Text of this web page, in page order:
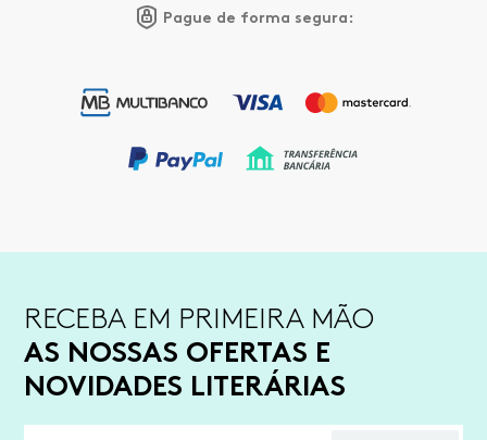
Pague de forma segura:
RECEBA EM PRIMEIRA MÃO
AS NOSSAS OFERTAS E
NOVIDADES LITERÁRIAS